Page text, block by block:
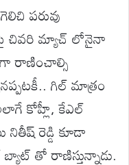
పరువు
చివరి మ్యాచ్ లోనైనా
రాణించాల్సి
గిల్ మాత్రం
కోహ్లీ, కేఎల్
రెడ్డి కూడా
తో రాణిస్తున్నాడు.